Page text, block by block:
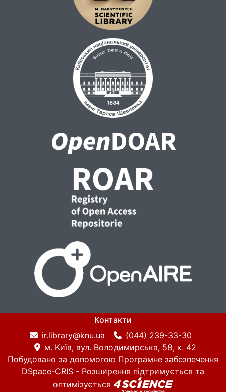
Контакти
ir.library@knu.ua
(044) 239-33-30
м. Київ, вул. Володимирська, 58, к. 42
Побудовано за допомогою Програмне забезпечення
DSpace-CRIS - Розширення підтримується та
оптимізується